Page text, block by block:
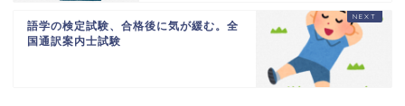
語学の検定試験、合格後に気が緩む。全
国通訳案内士試験